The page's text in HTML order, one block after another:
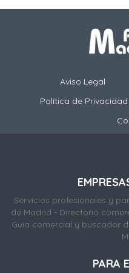
Aviso Legal
Política de Privacidad
Servicios profesionales y
de Madrid - Directorio
Guía comercial y buscador
PARA